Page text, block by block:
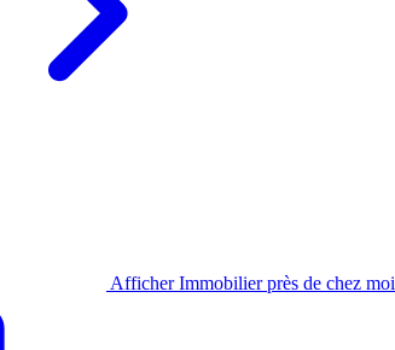
Afficher Immobilier près de chez moi